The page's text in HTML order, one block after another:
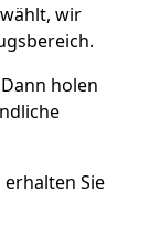
wir
Dann holen
erhalten Sie